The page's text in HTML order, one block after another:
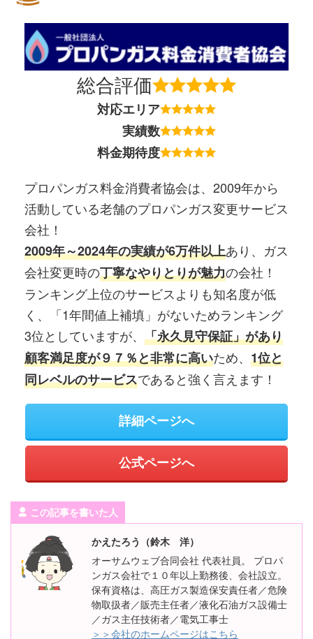
総合評価
対応エリア
実績数
料金期待度
プロパンガス料金消費者協会は、2009年から
活動している老舗のプロパンガス変更サービス
会社！
2009年～2024年の実績が6万件以上あり、ガス
会社変更時の丁寧なやりとりが魅力の会社！
ランキング上位のサービスよりも知名度が低
く、「1年間値上補填」がないためランキング
3位としていますが、 「永久見守保証」があり
顧客満足度が９７％と非常に高いため、 1位と
同レベルのサービスであると強く言えます！
詳細ページへ
公式ページへ
この記事を書いた人
かえたろう（鈴木 洋）
オーサムウェブ合同会社 代表社員。 プロパ
ンガス会社で１０年以上勤務後、会社設立。
保有資格は、高圧ガス製造保安責任者／危険
物取扱者／販売主任者／液化石油ガス設備士
／ガス主任技術者／電気工事士
＞＞会社のホームページはこちら